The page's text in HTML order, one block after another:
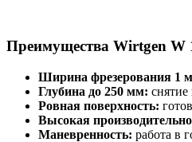
Преимущества Wirtgen W
Ширина фрезерования 1
Глубина до 250 мм: снятие
Ровная поверхность:
Высокая
Маневренность: работа в